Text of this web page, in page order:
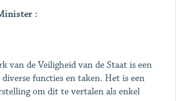
:
van de Veiligheid van de Staat is een
functies en taken. Het is een
om dit te vertalen als enkel